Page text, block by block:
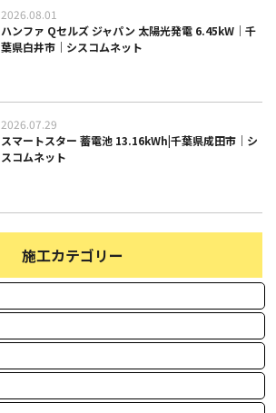
2026.08.01
ハンファ Qセルズ ジャパン 太陽光発電 6.45kW｜千
葉県白井市｜シスコムネット
2026.07.29
スマートスター 蓄電池 13.16kWh|千葉県成田市｜シ
スコムネット
施工カテゴリー